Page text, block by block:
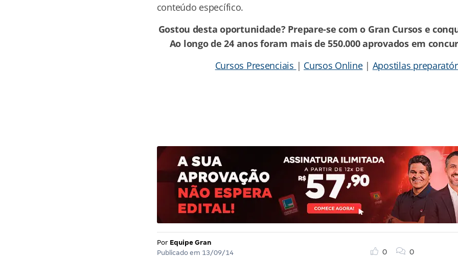
conteúdo específico.
Gostou desta oportunidade? Prepare-se com o Gran Cursos e
Ao longo de 24 anos foram mais de 550.000 aprovados em
Cursos Presenciais | Cursos Online| Apostilas
Por Equipe Gran
Publicado em 13/09/14
0 0